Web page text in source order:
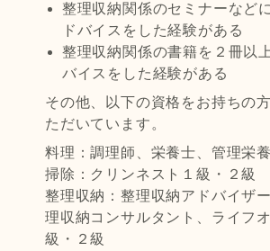
整理収納関係のセミナーなど
ドバイスをした経験がある
整理収納関係の書籍を２冊以
バイスをした経験がある
その他、以下の資格をお持ちの
ただいています。
料理：調理師、栄養士、管理栄
掃除：クリンネスト１級・２級
整理収納：整理収納アドバイザ
理収納コンサルタント、ライフ
級・２級